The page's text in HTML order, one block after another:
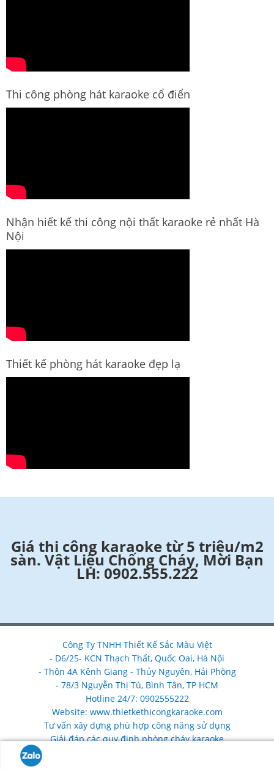
Thi công phòng hát karaoke cổ điển
Nhận hiết kế thi công nội thất karaoke rẻ nhất Hà
Nội
Thiết kế phòng hát karaoke đẹp lạ
Giá thi công karaoke từ 5 triệu/m2
sàn. Vật Liệu Chống Cháy, Mời Bạn
LH: 0902.555.222
Công Ty TNHH Thiết Kế Sắc Màu Việt
- D6/25- KCN Thạch Thất, Quốc Oai, Hà Nội
- Thôn 4A Kênh Giang - Thủy Nguyên, Hải Phòng
- 78/3 Nguyễn Thị Tú, Bình Tân, TP HCM
Hotline 24/7: 0902555222
Website: www.thietkethicongkaraoke.com
Tư vấn xây dựng phù hợp công năng sử dụng
Giải đáp các quy định phòng cháy karaoke
Nhận làm mới, nâng cấp, sửa chữa cải tạo phòng karaoke